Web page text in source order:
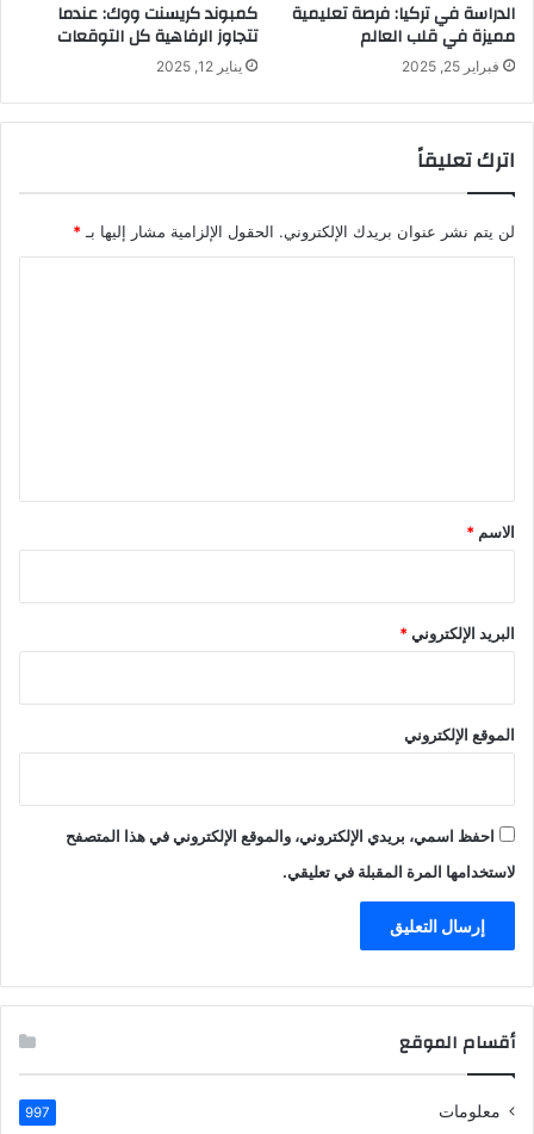
الدراسة في تركيا: فرصة تعليمية
مميزة في قلب العالم
فبراير 25, 2025
كمبوند كريسنت ووك: عندما
تتجاوز الرفاهية كل التوقعات
يناير 12, 2025
اترك تعليقاً
لن يتم نشر عنوان بريدك الإلكتروني. الحقول الإلزامية مشار إليها بـ*
*
الاسم *
البريد الإلكتروني*
الموقع الإلكتروني
احفظ اسمي، بريدي الإلكتروني، والموقع الإلكتروني في هذا المتصفح
لاستخدامها المرة المقبلة في تعليقي.
أقسام الموقع
معلومات 997